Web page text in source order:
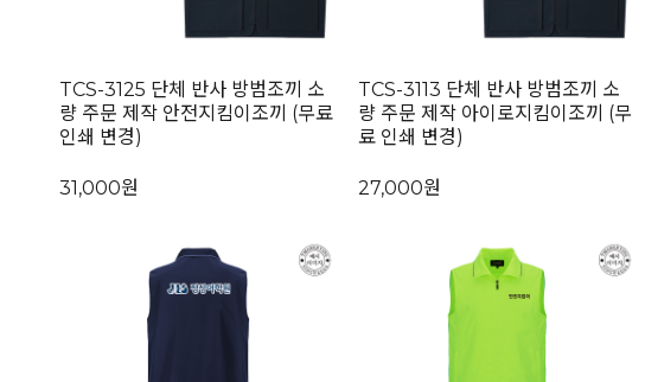
TCS-3125 단체 반사 방범조끼 소
량 주문 제작 안전지킴이조끼 (무료
인쇄 변경)
31,000원
TCS-3113 단체 반사 방범조끼 소
량 주문 제작 아이로지킴이조끼 (무
료 인쇄 변경)
27,000원